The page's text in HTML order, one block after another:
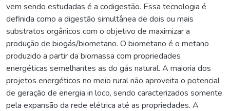
vem sendo estudadas é a codigestão. Essa tecnologia é
definida como a digestão simultânea de dois ou mais
substratos orgânicos com o objetivo de maximizar a
produção de biogás/biometano. O biometano é o metano
produzido a partir da biomassa com propriedades
energéticas semelhantes as do gás natural. A maioria dos
projetos energéticos no meio rural não aproveita o potencial
de geração de energia in loco, sendo caracterizados somente
pela expansão da rede elétrica até as propriedades. A